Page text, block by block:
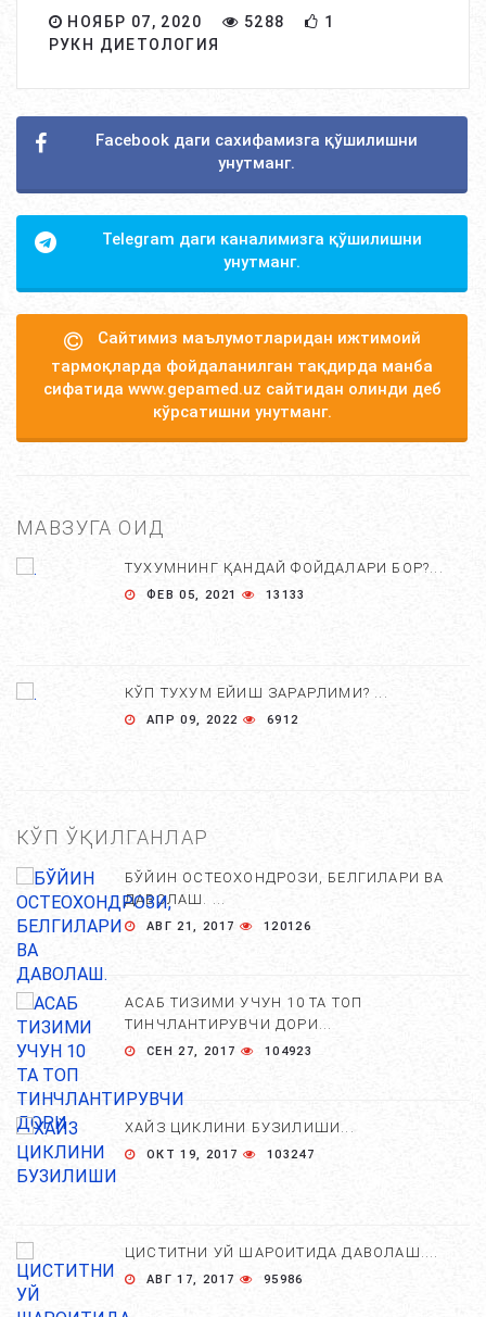
НОЯБР 07, 2020 5288
1
РУКН ДИЕТОЛОГИЯ
Facebook даги сахифамизга қўшилишни
унутманг.
Telegram даги каналимизга қўшилишни
унутманг.
Сайтимиз маълумотларидан ижтимоий
тармоқларда фойдаланилган тақдирда манба
сифатида www.gepamed.uz сайтидан олинди деб
кўрсатишни унутманг.
МАВЗУГА ОИД
ТУХУМНИНГ ҚАНДАЙ ФОЙДАЛАРИ БОР?...
ФЕВ 05, 2021 13133
КЎП ТУХУМ ЕЙИШ ЗАРАРЛИМИ? ...
АПР 09, 2022 6912
КЎП ЎҚИЛГАНЛАР
БЎЙИН ОСТЕОХОНДРОЗИ, БЕЛГИЛАРИ ВА
ДАВОЛАШ. ...
АВГ 21, 2017 120126
АСАБ ТИЗИМИ УЧУН 10 ТА ТОП
ТИНЧЛАНТИРУВЧИ ДОРИ...
СЕН 27, 2017 104923
ХАЙЗ ЦИКЛИНИ БУЗИЛИШИ...
ОКТ 19, 2017 103247
ЦИСТИТНИ УЙ ШАРОИТИДА ДАВОЛАШ....
АВГ 17, 2017 95986